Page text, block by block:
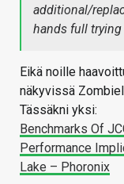
additional/
hands full
Eikä noille
näkyvissä
Tässäkni yksi:
Benchmarks Of
Performance
Lake – Phoronix